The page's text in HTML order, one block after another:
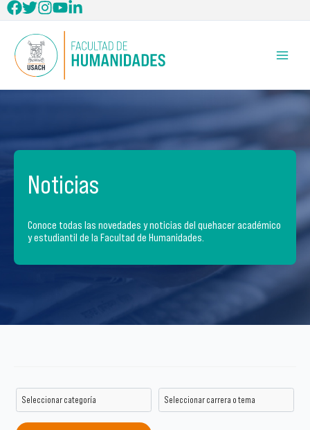
al
contenido
Noticias
Conoce todas las novedades y noticias del quehacer académico
y estudiantil de la Facultad de Humanidades.